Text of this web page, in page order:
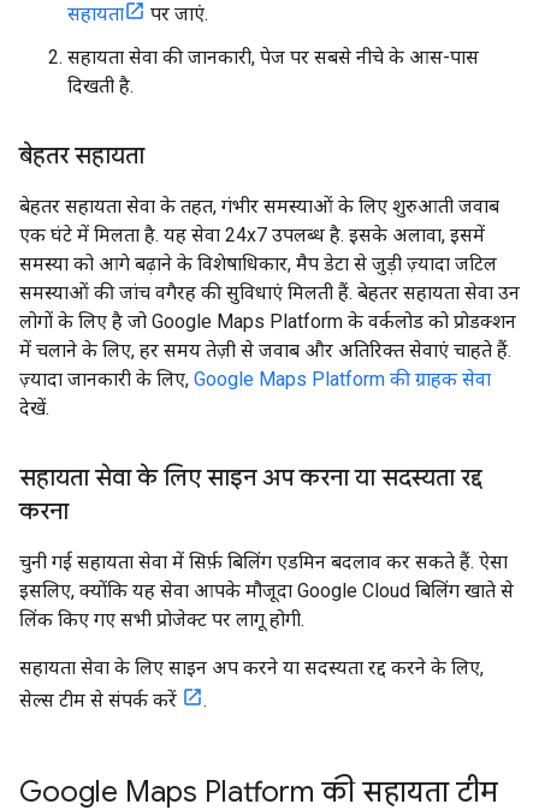
सहायता
पर जाएं.
सहायता सेवा की जानकारी, पेज पर सबसे नीचे के आस-पास
दिखती है.
बेहतर सहायता
बेहतर सहायता सेवा के तहत, गंभीर समस्याओं के लिए शुरुआती जवाब
एक घंटे में मिलता है. यह सेवा 24x7 उपलब्ध है. इसके अलावा, इसमें
समस्या को आगे बढ़ाने के विशेषाधिकार, मैप डेटा से जुड़ी ज़्यादा जटिल
समस्याओं की जांच वगैरह की सुविधाएं मिलती हैं. बेहतर सहायता सेवा उन
लोगों के लिए है जो Google Maps Platform के वर्कलोड को प्रोडक्शन
में चलाने के लिए, हर समय तेज़ी से जवाब और अतिरिक्त सेवाएं चाहते हैं.
ज़्यादा जानकारी के लिए, Google Maps Platform की ग्राहक सेवा
देखें.
सहायता सेवा के लिए साइन अप करना या सदस्यता रद्द
करना
चुनी गई सहायता सेवा में सिर्फ़ बिलिंग एडमिन बदलाव कर सकते हैं. ऐसा
इसलिए, क्योंकि यह सेवा आपके मौजूदा Google Cloud बिलिंग खाते से
लिंक किए गए सभी प्रोजेक्ट पर लागू होगी.
सहायता सेवा के लिए साइन अप करने या सदस्यता रद्द करने के लिए,
सेल्स टीम से संपर्क करें
.
Google Maps Platform की सहायता टीम